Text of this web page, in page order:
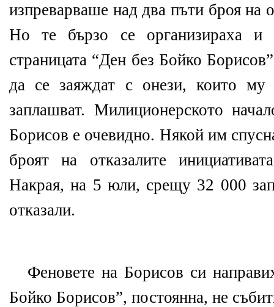
изпреварваше над два пъти броя на
Но те бързо се организираха и
страницата “Ден без Бойко
да се заяждат с онези, които му
заплашват. Милиционерското
Борисов е очевидно. Някой им
броят на отказалите
Накрая, на 5 юли, срещу 32 000
отказали.
Феновете на Борисов си
Бойко Борисов”, постоянна, не